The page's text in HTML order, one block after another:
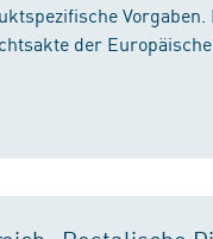
der